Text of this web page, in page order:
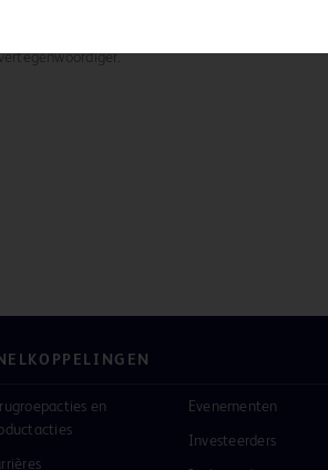
alle producten, diensten of functies beschikbaar
en
Evenementen
Investeerders